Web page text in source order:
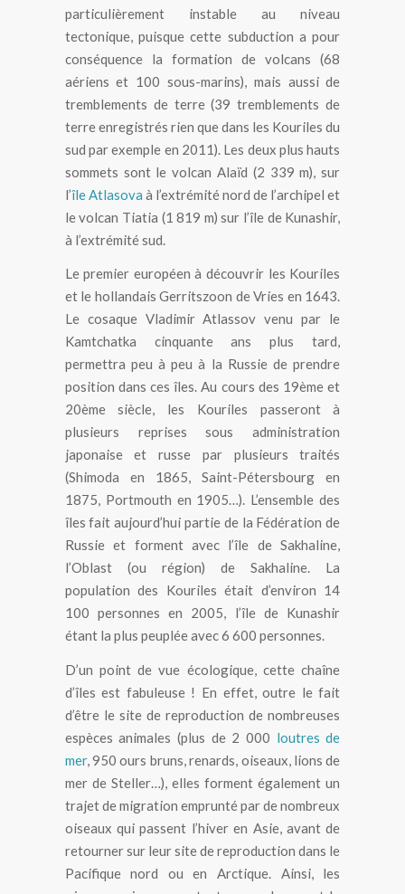
particulièrement instable au niveau
tectonique, puisque cette subduction a pour
conséquence la formation de volcans (68
aériens et 100 sous-marins), mais aussi de
tremblements de terre (39 tremblements de
terre enregistrés rien que dans les Kouriles du
sud par exemple en 2011). Les deux plus hauts
sommets sont le volcan Alaïd (2 339 m), sur
l’île Atlasova à l’extrémité nord de l’archipel et
le volcan Tiatia (1 819 m) sur l’île de Kunashir,
à l’extrémité sud.
Le premier européen à découvrir les Kouriles
et le hollandais Gerritszoon de Vries en 1643.
Le cosaque Vladimir Atlassov venu par le
Kamtchatka cinquante ans plus tard,
permettra peu à peu à la Russie de prendre
position dans ces îles. Au cours des 19ème et
20ème siècle, les Kouriles passeront à
plusieurs reprises sous administration
japonaise et russe par plusieurs traités
(Shimoda en 1865, Saint-Pétersbourg en
1875, Portmouth en 1905…). L’ensemble des
îles fait aujourd’hui partie de la Fédération de
Russie et forment avec l’île de Sakhaline,
l’Oblast (ou région) de Sakhaline. La
population des Kouriles était d’environ 14
100 personnes en 2005, l’île de Kunashir
étant la plus peuplée avec 6 600 personnes.
D’un point de vue écologique, cette chaîne
d’îles est fabuleuse ! En effet, outre le fait
d’être le site de reproduction de nombreuses
espèces animales (plus de 2 000 loutres de
mer, 950 ours bruns, renards, oiseaux, lions de
mer de Steller…), elles forment également un
trajet de migration emprunté par de nombreux
oiseaux qui passent l’hiver en Asie, avant de
retourner sur leur site de reproduction dans le
Pacifique nord ou en Arctique. Ainsi, les